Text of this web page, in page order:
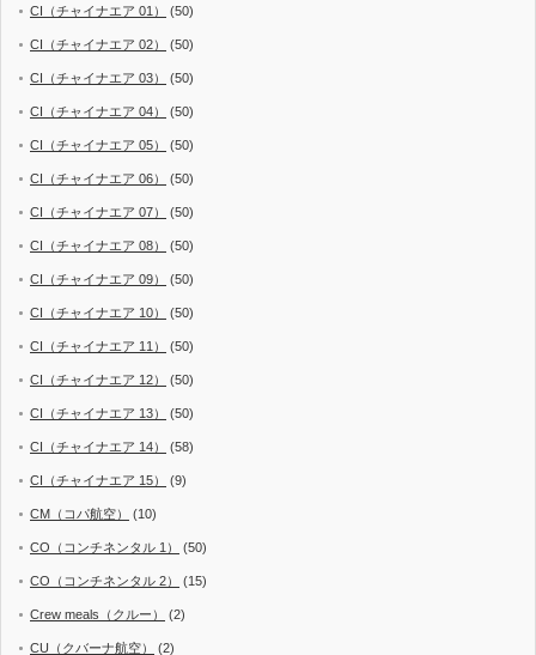
CI（チャイナエア 01） (50)
CI（チャイナエア 02） (50)
CI（チャイナエア 03） (50)
CI（チャイナエア 04） (50)
CI（チャイナエア 05） (50)
CI（チャイナエア 06） (50)
CI（チャイナエア 07） (50)
CI（チャイナエア 08） (50)
CI（チャイナエア 09） (50)
CI（チャイナエア 10） (50)
CI（チャイナエア 11） (50)
CI（チャイナエア 12） (50)
CI（チャイナエア 13） (50)
CI（チャイナエア 14） (58)
CI（チャイナエア 15） (9)
CM（コパ航空） (10)
CO（コンチネンタル 1） (50)
CO（コンチネンタル 2） (15)
Crew meals（クルー） (2)
CU（クバーナ航空） (2)